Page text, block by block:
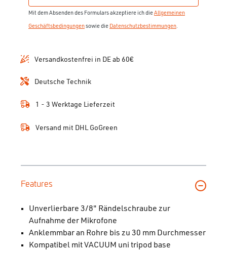
Mit dem Absenden des Formulars akzeptiere ich dieAllgemeinen
Geschäftsbedingungensowie die Datenschutzbestimmungen.
Versandkostenfrei in DE ab 60€
Deutsche Technik
1 - 3 Werktage Lieferzeit
Versand mit DHL GoGreen
Features
Unverlierbare 3/8" Rändelschraube zur
Aufnahme der Mikrofone
Anklemmbar an Rohre bis zu 30 mm Durchmesser
Kompatibel mit VACUUM uni tripod base